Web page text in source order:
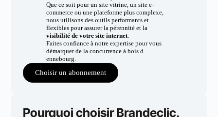
Que ce soit pour un site vitrine, un site e-
commerce ou une plateforme plus complexe,
nous utilisons des outils performants et
flexibles pour assurer la pérennité et la
visibilité de votre site internet.
Faites confiance à notre expertise pour vous
démarquer de la concurrence à bois d
ennebourg.
Choisir un abonnement
Pourquoi choisir Brandeclic,